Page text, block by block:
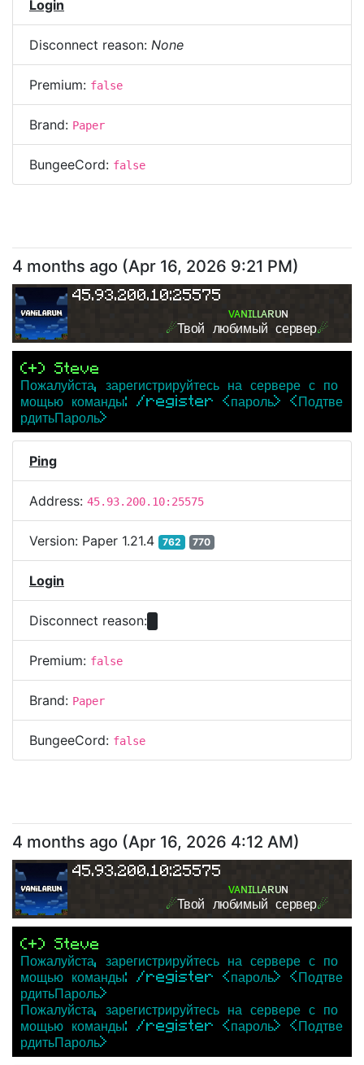
Login
Disconnect reason: None
Premium: false
Brand: Paper
BungeeCord: false
4 months ago (Apr 16, 2026 9:21 PM)
45.93.200.10:25575
ᴠᴀɴɪʟʟᴀʀᴜɴ
☄Твой любимый сервер☄
(+) Steve
Пожалуйста, зарегистрируйтесь на сервере с по
мощью команды: /register <пароль> <Подтве
рдитьПароль>
Ping
Address: 45.93.200.10:25575
Version: Paper 1.21.4 762 770
Login
Disconnect reason:
Premium: false
Brand: Paper
BungeeCord: false
4 months ago (Apr 16, 2026 4:12 AM)
45.93.200.10:25575
ᴠᴀɴɪʟʟᴀʀᴜɴ
☄Твой любимый сервер☄
(+) Steve
Пожалуйста, зарегистрируйтесь на сервере с по
мощью команды: /register <пароль> <Подтве
рдитьПароль>
Пожалуйста, зарегистрируйтесь на сервере с по
мощью команды: /register <пароль> <Подтве
рдитьПароль>